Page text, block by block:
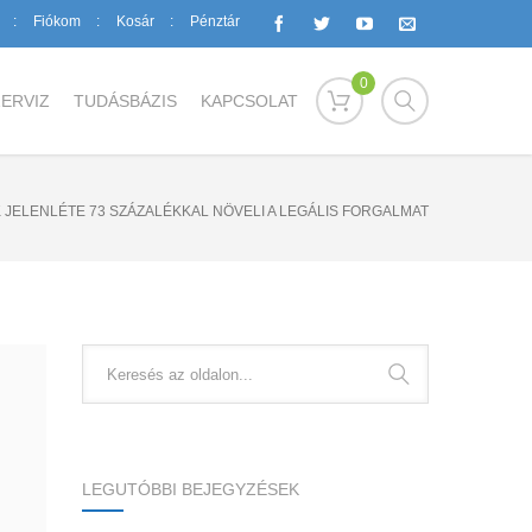
Fiókom Kosár Pénztár
0
TUDÁSBÁZIS KAPCSOLAT
73 SZÁZALÉKKAL NÖVELI A LEGÁLIS FORGALMAT
LEGUTÓBBI BEJEGYZÉSEK